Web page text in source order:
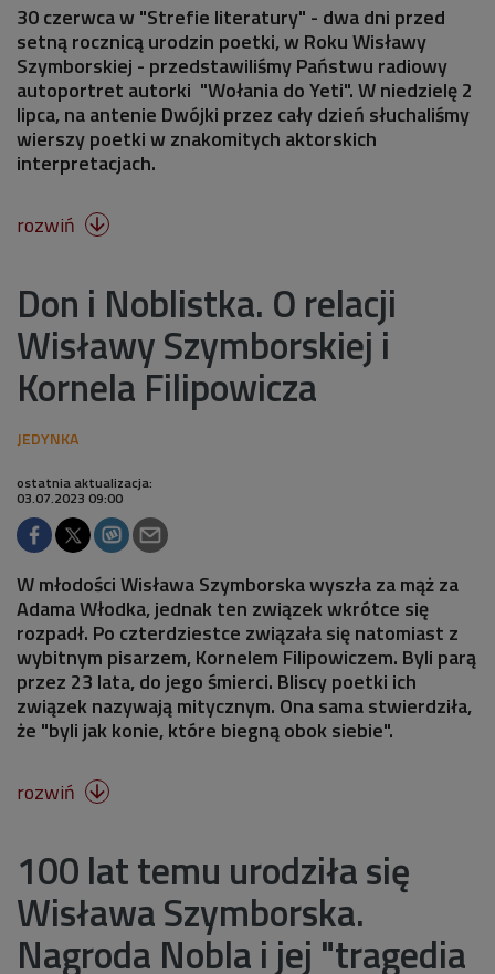
30 czerwca w "Strefie literatury" - dwa dni przed
setną rocznicą urodzin poetki, w Roku Wisławy
Szymborskiej - przedstawiliśmy Państwu radiowy
autoportret autorki "Wołania do Yeti". W niedzielę 2
lipca, na antenie Dwójki przez cały dzień słuchaliśmy
wierszy poetki w znakomitych aktorskich
interpretacjach.
rozwiń 
Don i Noblistka. O relacji
Wisławy Szymborskiej i
Kornela Filipowicza
ostatnia aktualizacja:
03.07.2023 09:00
W młodości Wisława Szymborska wyszła za mąż za
Adama Włodka, jednak ten związek wkrótce się
rozpadł. Po czterdziestce związała się natomiast z
wybitnym pisarzem, Kornelem Filipowiczem. Byli parą
przez 23 lata, do jego śmierci. Bliscy poetki ich
związek nazywają mitycznym. Ona sama stwierdziła,
że "byli jak konie, które biegną obok siebie".
rozwiń 
100 lat temu urodziła się
Wisława Szymborska.
Nagroda Nobla i jej "tragedia